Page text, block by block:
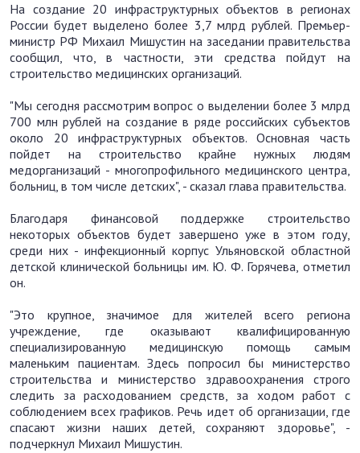
На создание 20 инфраструктурных объектов в регионах
России будет выделено более 3,7 млрд рублей. Премьер-
министр РФ Михаил Мишустин на заседании правительства
сообщил, что, в частности, эти средства пойдут на
строительство медицинских организаций.
"Мы сегодня рассмотрим вопрос о выделении более 3 млрд
700 млн рублей на создание в ряде российских субъектов
около 20 инфраструктурных объектов. Основная часть
пойдет на строительство крайне нужных людям
медорганизаций - многопрофильного медицинского центра,
больниц, в том числе детских", - сказал глава правительства.
Благодаря финансовой поддержке строительство
некоторых объектов будет завершено уже в этом году,
среди них - инфекционный корпус Ульяновской областной
детской клинической больницы им. Ю. Ф. Горячева, отметил
он.
"Это крупное, значимое для жителей всего региона
учреждение, где оказывают квалифицированную
специализированную медицинскую помощь самым
маленьким пациентам. Здесь попросил бы министерство
строительства и министерство здравоохранения строго
следить за расходованием средств, за ходом работ с
соблюдением всех графиков. Речь идет об организации, где
спасают жизни наших детей, сохраняют здоровье", -
подчеркнул Михаил Мишустин.